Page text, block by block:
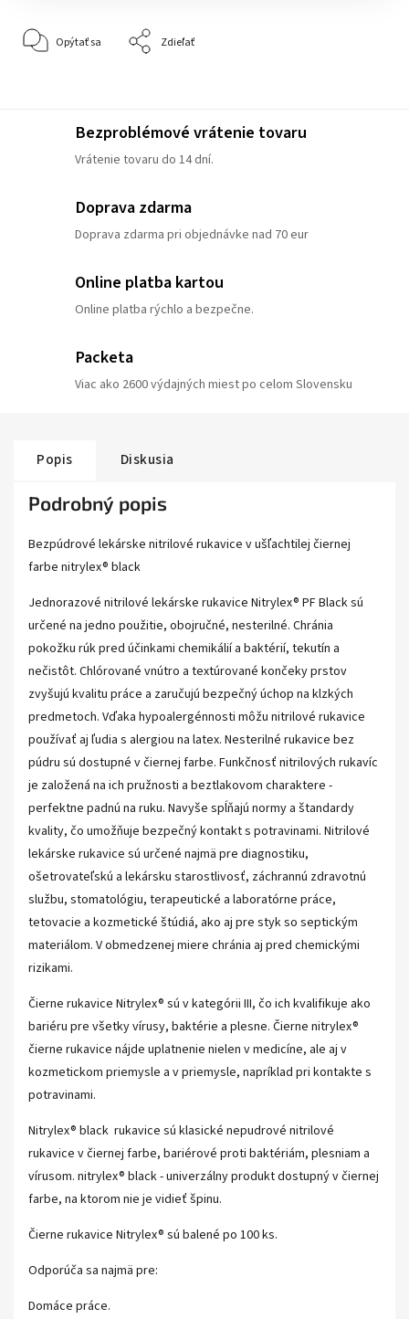
Opýtať sa Zdieľať
Bezproblémové vrátenie tovaru
Vrátenie tovaru do 14 dní.
Doprava zdarma
Doprava zdarma pri objednávke nad 70 eur
Online platba kartou
Online platba rýchlo a bezpečne.
Packeta
Viac ako 2600 výdajných miest po celom Slovensku
Popis Diskusia
Podrobný popis
Bezpúdrové lekárske nitrilové rukavice v ušľachtilej čiernej
farbe nitrylex® black
Jednorazové nitrilové lekárske rukavice Nitrylex® PF Black sú
určené na jedno použitie, obojručné, nesterilné. Chránia
pokožku rúk pred účinkami chemikálií a baktérií, tekutín a
nečistôt. Chlórované vnútro a textúrované končeky prstov
zvyšujú kvalitu práce a zaručujú bezpečný úchop na klzkých
predmetoch. Vďaka hypoalergénnosti môžu nitrilové rukavice
používať aj ľudia s alergiou na latex. Nesterilné rukavice bez
púdru sú dostupné v čiernej farbe. Funkčnosť nitrilových rukavíc
je založená na ich pružnosti a beztlakovom charaktere -
perfektne padnú na ruku. Navyše spĺňajú normy a štandardy
kvality, čo umožňuje bezpečný kontakt s potravinami. Nitrilové
lekárske rukavice sú určené najmä pre diagnostiku,
ošetrovateľskú a lekársku starostlivosť, záchrannú zdravotnú
službu, stomatológiu, terapeutické a laboratórne práce,
tetovacie a kozmetické štúdiá, ako aj pre styk so septickým
materiálom. V obmedzenej miere chránia aj pred chemickými
rizikami.
Čierne rukavice Nitrylex® sú v kategórii III, čo ich kvalifikuje ako
bariéru pre všetky vírusy, baktérie a plesne. Čierne nitrylex®
čierne rukavice nájde uplatnenie nielen v medicíne, ale aj v
kozmetickom priemysle a v priemysle, napríklad pri kontakte s
potravinami.
Nitrylex® black rukavice sú klasické nepudrové nitrilové
rukavice v čiernej farbe, bariérové ​​proti baktériám, plesniam a
vírusom. nitrylex® black - univerzálny produkt dostupný v čiernej
farbe, na ktorom nie je vidieť špinu.
Čierne rukavice Nitrylex® sú balené po 100 ks.
Odporúča sa najmä pre:
Domáce práce.